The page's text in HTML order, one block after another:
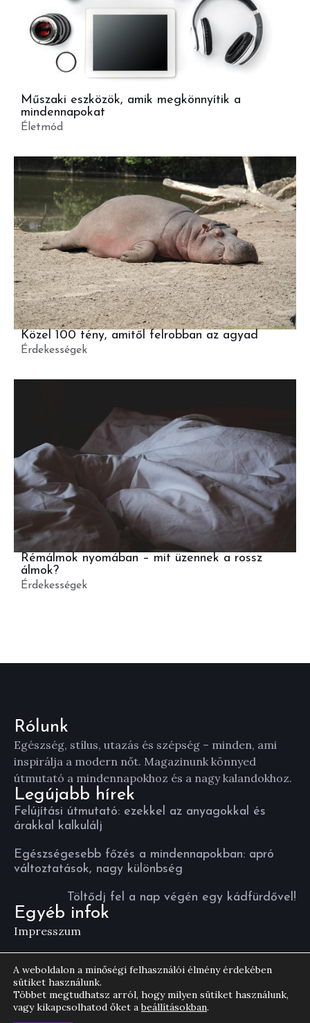
Műszaki eszközök, amik megkönnyítik a
mindennapokat
Életmód
Közel 100 tény, amitől felrobban az agyad
Érdekességek
Rémálmok nyomában – mit üzennek a rossz
álmok?
Érdekességek
Rólunk
Egészség, stílus, utazás és szépség – minden, ami
inspirálja a modern nőt. Magazinunk könnyed
útmutató a mindennapokhoz és a nagy kalandokhoz.
Legújabb hírek
Felújítási útmutató: ezekkel az anyagokkal és
árakkal kalkulálj
Egészségesebb főzés a mindennapokban: apró
változtatások, nagy különbség
Töltődj fel a nap végén egy kádfürdővel!
Egyéb infok
Impresszum
A weboldalon a minőségi felhasználói élmény érdekében
sütiket használunk.
Többet megtudhatsz arról, hogy milyen sütiket használunk,
vagy kikapcsolhatod őket abeállításokban.